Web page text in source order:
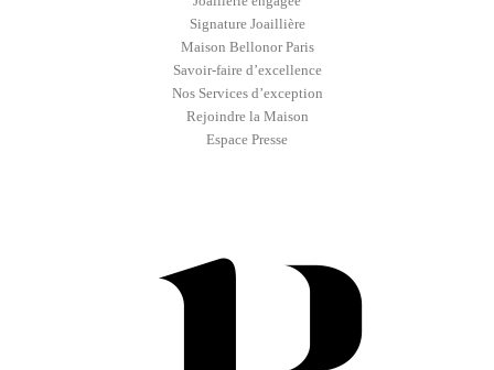
Signature Joaillière
Maison Bellonor Paris
Savoir-faire d’excellence
Nos Services d’exception
Rejoindre la Maison
Espace Presse